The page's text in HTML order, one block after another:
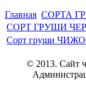
Главная СОРТА
СОРТ ГРУШИ
Сорт груши
© 2013. Сайт